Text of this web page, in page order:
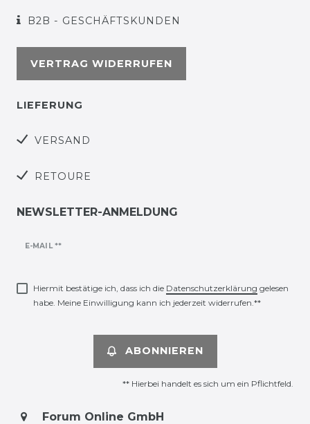
B2B - GESCHÄFTSKUNDEN
VERTRAG WIDERRUFEN
LIEFERUNG
VERSAND
RETOURE
NEWSLETTER-ANMELDUNG
E-MAIL **
Newsletter
Hiermit bestätige ich, dass ich die Daten­schutz­erklärung gelesen
habe. Meine Einwilligung kann ich jederzeit widerrufen.**
ABONNIEREN
** Hierbei handelt es sich um ein Pflichtfeld.
Forum Online GmbH